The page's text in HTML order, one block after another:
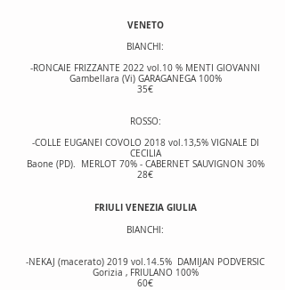
VENETO
BIANCHI:
-RONCAIE FRIZZANTE 2022 vol.10 % MENTI GIOVANNI
Gambellara (Vi) GARAGANEGA 100%
35€
ROSSO:
-COLLE EUGANEI COVOLO 2018 vol.13,5% VIGNALE DI
CECILIA
Baone (PD). MERLOT 70% - CABERNET SAUVIGNON 30%
28€
FRIULI VENEZIA GIULIA
BIANCHI:
-NEKAJ (macerato) 2019 vol.14.5% DAMIJAN PODVERSIC
Gorizia , FRIULANO 100%
60€